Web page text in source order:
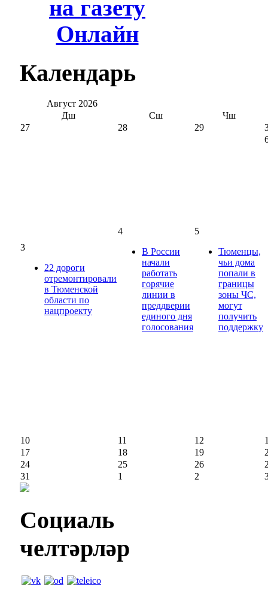
на газету
Онлайн
Календарь
Август 2026
Дш
Сш
Чш
27
28 29
3
22 дороги
отремонтировали
в Тюменской
области по
нацпроекту
4
В России
начали
работать
горячие
линии в
преддверии
единого дня
голосования
5
Тюменцы,
чьи дома
попали в
границы
зоны ЧС,
могут
получить
поддержку
10 11 12
17
18 19
24
25 26
31
1 2
Социаль
челтәрләр